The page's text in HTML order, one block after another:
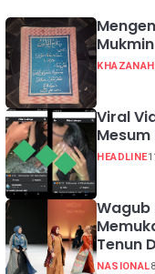
Mukmin
KHAZANAH
Viral
HEADLINE
Wagub
Tenun
NASIONAL